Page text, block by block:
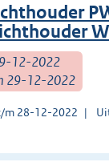
12-2022
29-12-2022
m 28-12-2022